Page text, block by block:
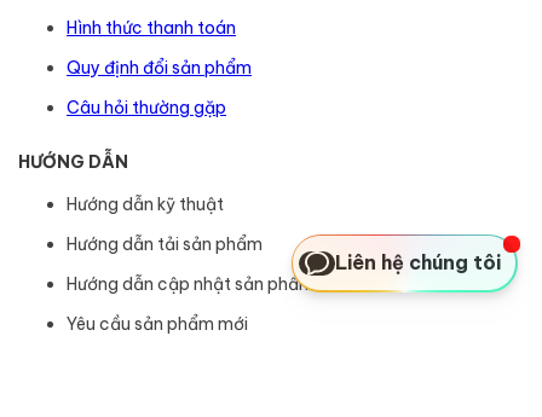
Hình thức thanh toán
Quy định đổi sản phẩm
Câu hỏi thường gặp
HƯỚNG DẪN
Hướng dẫn kỹ thuật
Hướng dẫn tải sản phẩm
Hướng dẫn cập nhật sản phẩm
Yêu cầu sản phẩm mới
Liên hệ chúng tôi